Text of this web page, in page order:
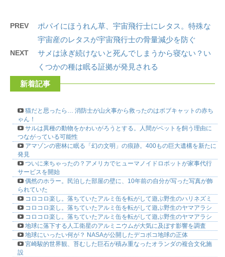
PREV
ポパイにほうれん草、宇宙飛行士にレタス。特殊な
宇宙産のレタスが宇宙飛行士の骨量減少を防ぐ
NEXT
サメは泳ぎ続けないと死んでしまうから寝ない？い
くつかの種は眠る証拠が発見される
新着記事
猫だと思ったら… 消防士が山火事から救ったのはボブキャットの赤ち
ゃん！
サルは異種の動物をかわいがろうとする。人間がペットを飼う理由に
つながっている可能性
アマゾンの密林に眠る「幻の文明」の痕跡。400もの巨大遺構を新たに
発見
ついに来ちゃったの？アメリカでヒューマノイドロボットが家事代行
サービスを開始
偶然のホラー。民泊した部屋の壁に、10年前の自分が写った写真が飾
られていた
コロコロ楽し。落ちていたアルミ缶を転がして遊ぶ野生のハリネズミ
コロコロ楽し。落ちていたアルミ缶を転がして遊ぶ野生のヤマアラシ
コロコロ楽し。落ちていたアルミ缶を転がして遊ぶ野生のヤマアラシ
地球に落下する人工衛星のアルミニウムが大気に及ぼす影響を調査
地球にいったい何が？ NASAが公開したデコボコ地球の正体
宮崎駿的世界観、苔むした巨石が積み重なったオランダの複合文化施
設